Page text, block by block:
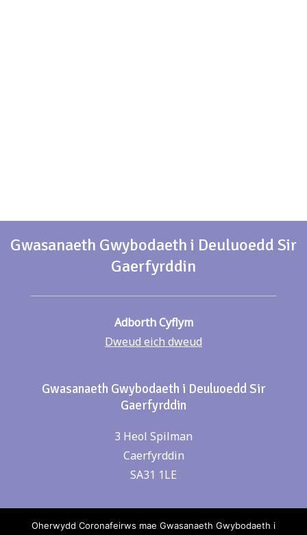
Gwasanaeth Gwybodaeth i Deuluoedd Sir
Gaerfyrddin
Adborth Cyflym
Dweud eich dweud
Gwasanaeth Gwybodaeth i Deuluoedd Sir
Gaerfyrddin
3 Heol Spilman
Caerfyrddin
SA31 1LE
Cysylltwch â ni
Oherwydd Coronafeirws mae Gwasanaeth Gwybodaeth i